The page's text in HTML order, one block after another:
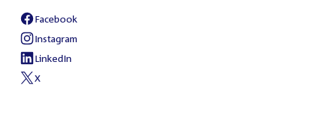
Facebook
Instagram
LinkedIn
X